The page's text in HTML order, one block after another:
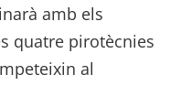
amb els
quatre pirotècnies
al